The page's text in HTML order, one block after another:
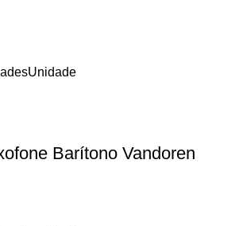
Unidade
Barítono Vandoren